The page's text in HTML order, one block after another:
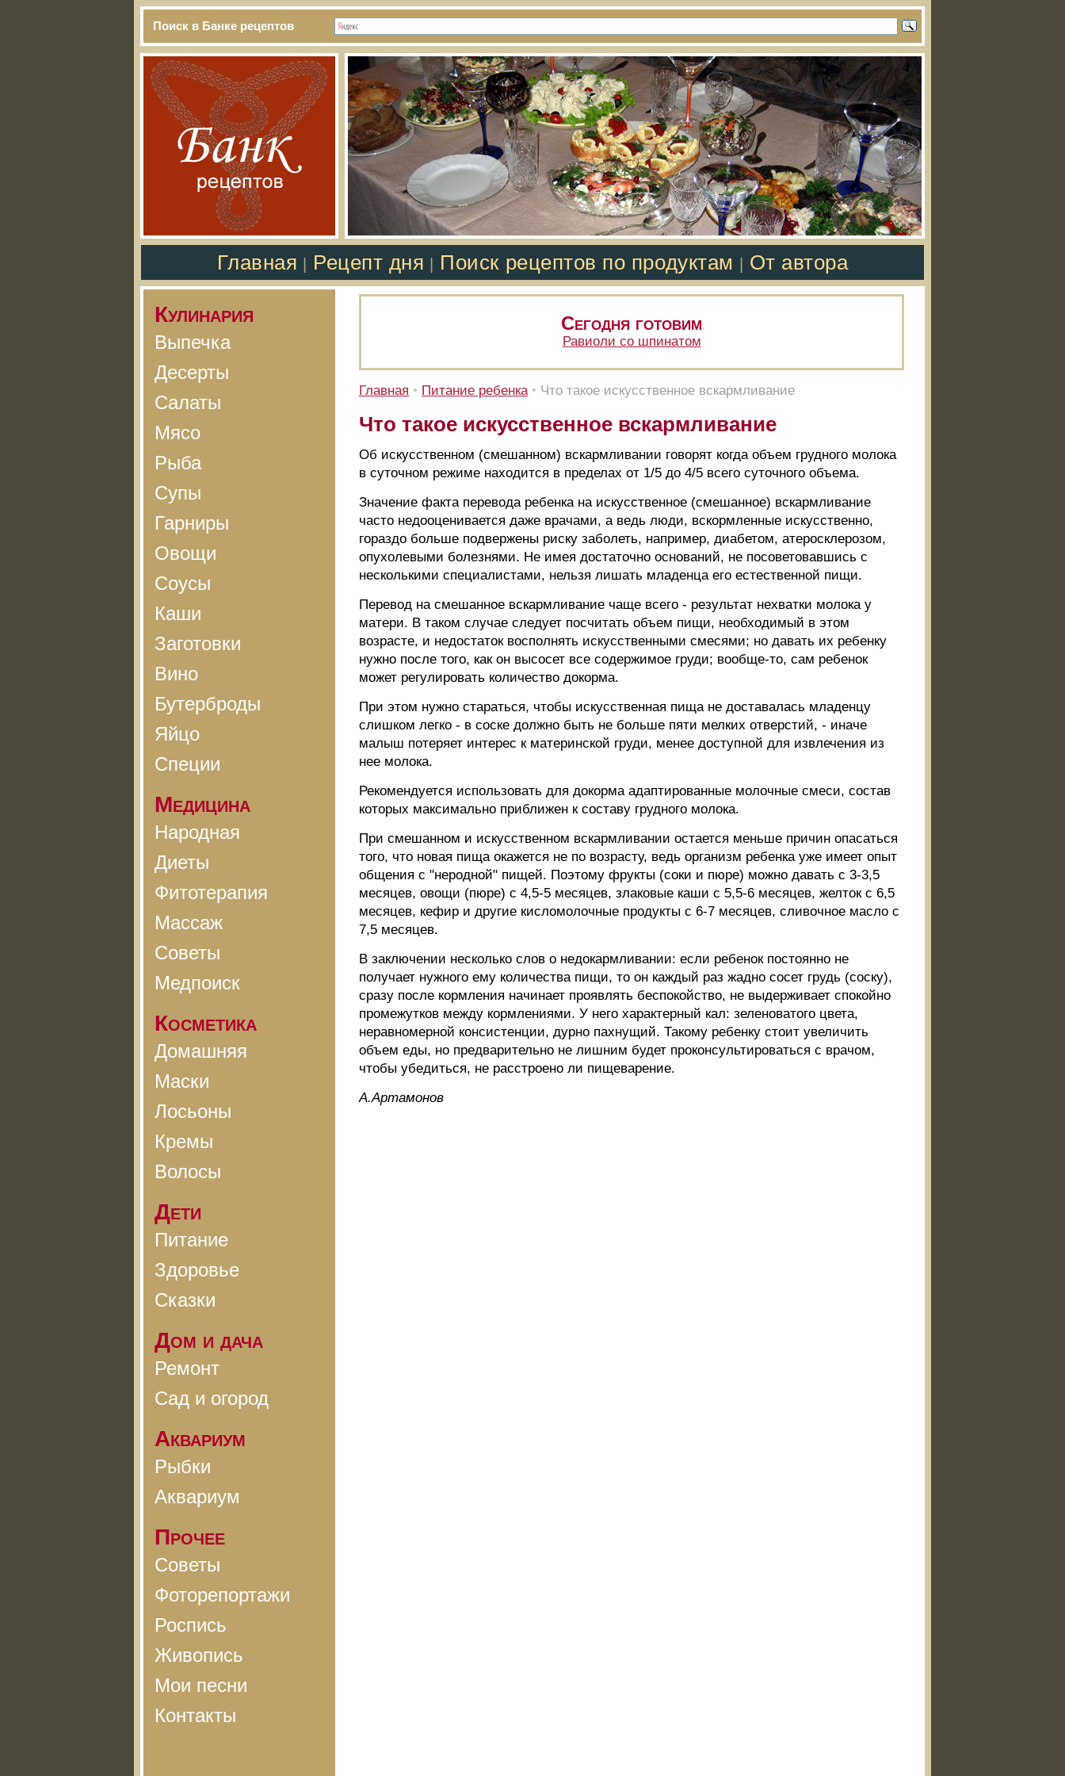
Поиск в Банке рецептов
Главная Рецепт дня Поиск рецептов по продуктам От автора
Кулинария
Выпечка
Десерты
Салаты
Мясо
Рыба
Супы
Гарниры
Овощи
Соусы
Каши
Заготовки
Вино
Бутерброды
Яйцо
Специи
Медицина
Народная
Диеты
Фитотерапия
Массаж
Советы
Медпоиск
Косметика
Домашняя
Маски
Лосьоны
Кремы
Волосы
Дети
Питание
Здоровье
Сказки
Дом и дача
Ремонт
Сад и огород
Аквариум
Рыбки
Аквариум
Прочее
Советы
Фоторепортажи
Роспись
Живопись
Мои песни
Контакты
Сегодня готовим
Равиоли со шпинатом
Главная • Питание ребенка • Что такое искусственное вскармливание
Что такое искусственное вскармливание
Об искусственном (смешанном) вскармливании говорят когда объем грудного молока
в суточном режиме находится в пределах от 1/5 до 4/5 всего суточного объема.
Значение факта перевода ребенка на искусственное (смешанное) вскармливание
часто недооценивается даже врачами, а ведь люди, вскормленные искусственно,
гораздо больше подвержены риску заболеть, например, диабетом, атеросклерозом,
опухолевыми болезнями. Не имея достаточно оснований, не посоветовавшись с
несколькими специалистами, нельзя лишать младенца его естественной пищи.
Перевод на смешанное вскармливание чаще всего - результат нехватки молока у
матери. В таком случае следует посчитать объем пищи, необходимый в этом
возрасте, и недостаток восполнять искусственными смесями; но давать их ребенку
нужно после того, как он высосет все содержимое груди; вообще-то, сам ребенок
может регулировать количество докорма.
При этом нужно стараться, чтобы искусственная пища не доставалась младенцу
слишком легко - в соске должно быть не больше пяти мелких отверстий, - иначе
малыш потеряет интерес к материнской груди, менее доступной для извлечения из
нее молока.
Рекомендуется использовать для докорма адаптированные молочные смеси, состав
которых максимально приближен к составу грудного молока.
При смешанном и искусственном вскармливании остается меньше причин опасаться
того, что новая пища окажется не по возрасту, ведь организм ребенка уже имеет опыт
общения с "неродной" пищей. Поэтому фрукты (соки и пюре) можно давать с 3-3,5
месяцев, овощи (пюре) с 4,5-5 месяцев, злаковые каши с 5,5-6 месяцев, желток с 6,5
месяцев, кефир и другие кисломолочные продукты с 6-7 месяцев, сливочное масло с
7,5 месяцев.
В заключении несколько слов о недокармливании: если ребенок постоянно не
получает нужного ему количества пищи, то он каждый раз жадно сосет грудь (соску),
сразу после кормления начинает проявлять беспокойство, не выдерживает спокойно
промежутков между кормлениями. У него характерный кал: зеленоватого цвета,
неравномерной консистенции, дурно пахнущий. Такому ребенку стоит увеличить
объем еды, но предварительно не лишним будет проконсультироваться с врачом,
чтобы убедиться, не расстроено ли пищеварение.
A.Apтaмoнoв